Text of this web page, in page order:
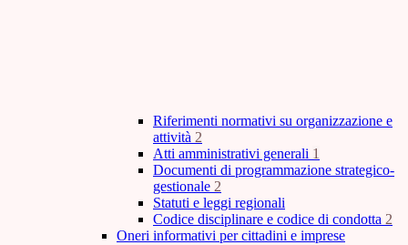
Riferimenti normativi su organizzazione e
attività 2
Atti amministrativi generali 1
Documenti di programmazione strategico-
gestionale 2
Statuti e leggi regionali
Codice disciplinare e codice di condotta 2
Oneri informativi per cittadini e imprese